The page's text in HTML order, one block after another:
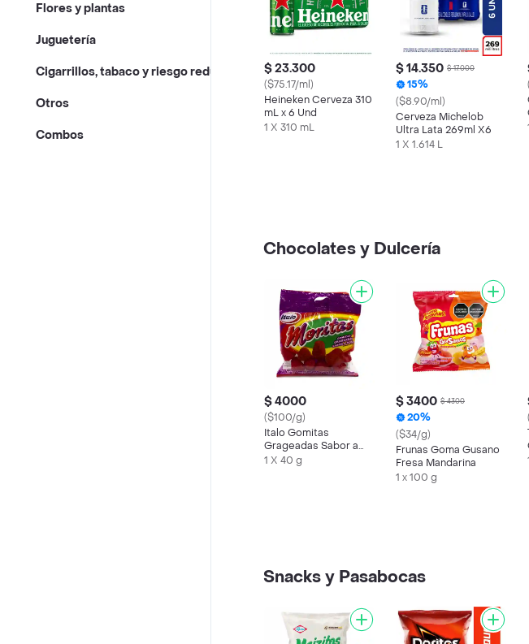
Flores y plantas
Juguetería
Cigarrillos, tabaco y riesgo reducido
Otros
Combos
$ 23.300
($75.17/ml)
Heineken Cerveza 310
mL x 6 Und
1 X 310 mL
$ 14.350 $ 17.000
15%
($8.90/ml)
Cerveza Michelob
Ultra Lata 269ml X6
1 X 1.614 L
Chocolates y Dulcería
$ 4000
($100/g)
Italo Gomitas
Grageadas Sabor a
Mora
1 X 40 g
$ 3400 $ 4300
20%
($34/g)
Frunas Goma Gusano
Fresa Mandarina
1 x 100 g
Snacks y Pasabocas